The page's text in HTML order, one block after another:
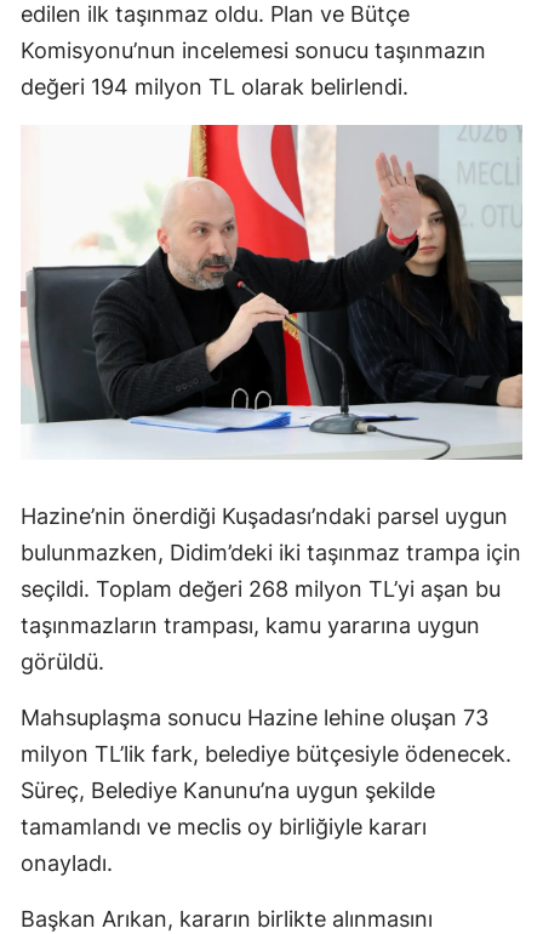
edilen ilk taşınmaz oldu. Plan ve Bütçe
Komisyonu’nun incelemesi sonucu taşınmazın
değeri 194 milyon TL olarak belirlendi.
Hazine’nin önerdiği Kuşadası’ndaki parsel uygun
bulunmazken, Didim’deki iki taşınmaz trampa için
seçildi. Toplam değeri 268 milyon TL’yi aşan bu
taşınmazların trampası, kamu yararına uygun
görüldü.
Mahsuplaşma sonucu Hazine lehine oluşan 73
milyon TL’lik fark, belediye bütçesiyle ödenecek.
Süreç, Belediye Kanunu’na uygun şekilde
tamamlandı ve meclis oy birliğiyle kararı
onayladı.
Başkan Arıkan, kararın birlikte alınmasını